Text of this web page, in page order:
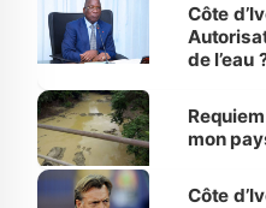
Côte
de l’eau
mon
Côte